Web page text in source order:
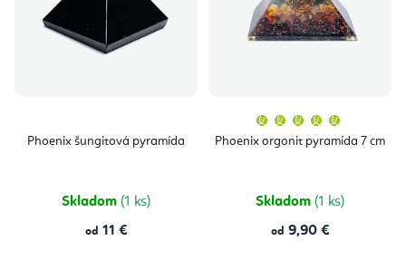
Phoenix šungitová pyramída
Skladom (1 ks)
od 11 €
Phoenix orgonit pyramída 7 cm
produktu
je
Skladom (1 ks)
od 9,90 €